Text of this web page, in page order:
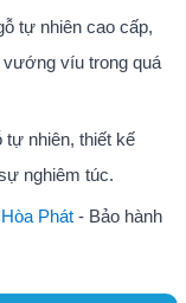
tự nhiên cao cấp,
víu trong quá
tự nhiên, thiết kế
nghiêm túc.
Phát- Bảo hành